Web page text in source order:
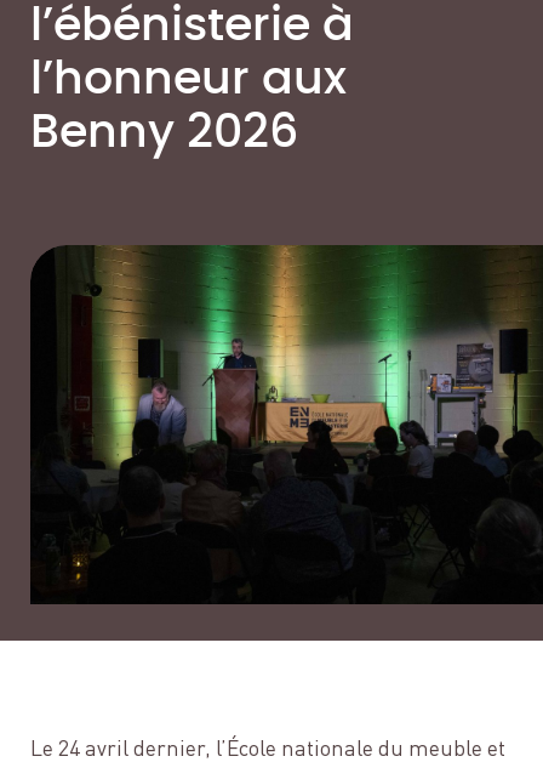
l’ébénisterie à
l’honneur aux
Benny 2026
Le 24 avril dernier, l’École nationale du meuble et